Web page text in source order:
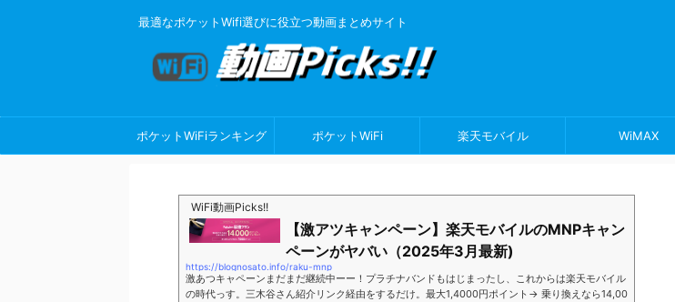
最適なポケットWifi選びに役立つ動画まとめサイト
ポケットWiFiランキング ポケットWiFi 楽天モバイル WiMAX
WiFi動画Picks!!
【激アツキャンペーン】楽天モバイルのMNPキャン
ペーンがヤバい（2025年3月最新)
https://blognosato.info/raku-mnp
激あつキャペーンまだまだ継続中ーー！プラチナバンドもはじまったし、これからは楽天モバイル
の時代っす。三木谷さん紹介リンク経由をするだけ。最大1,4000円ポイント→ 乗り換えなら14,00